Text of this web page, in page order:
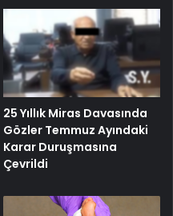
25 Yıllık Miras Davasında
Gözler Temmuz Ayındaki
Karar Duruşmasına
Çevrildi